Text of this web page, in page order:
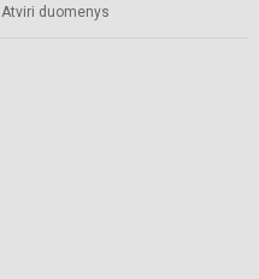
Atviri duomenys